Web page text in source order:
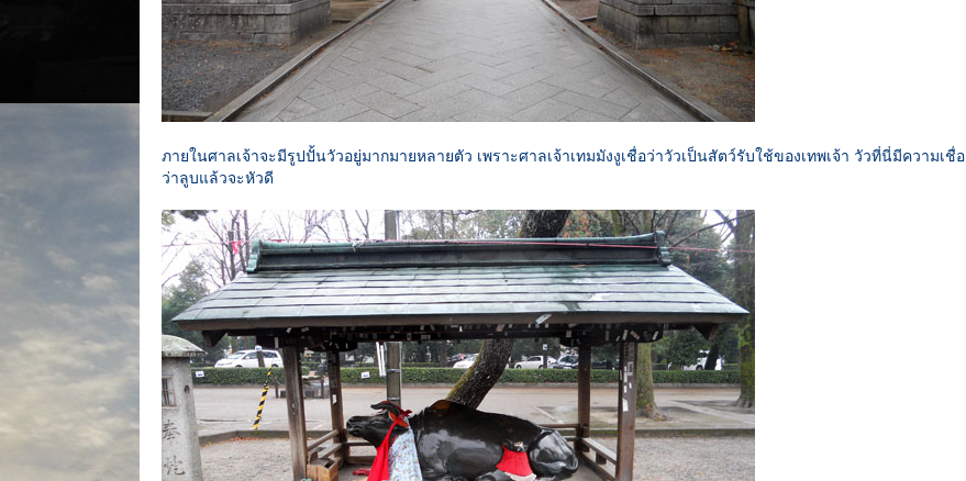
ภายในศาลเจ้าจะมีรูปปั้นวัวอยู่มากมายหลายตัว เพราะศาลเจ้าเทมมังงูเชื่อว่าวัวเป็นสัตว์รับใช้ของเทพเจ้า วัวที่นี่มีความเชื่อ
ว่าลูบแล้วจะหัวดี